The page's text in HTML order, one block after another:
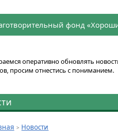
фонд
оперативно обновлять
просим отнестись с пониманием.
Новости